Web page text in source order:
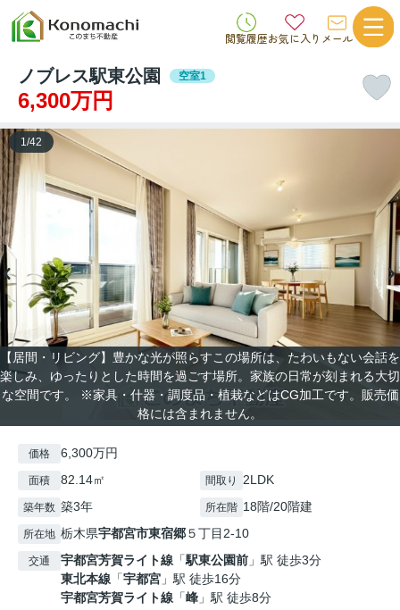
閲覧履歴お気に入り メール
ノブレス駅東公園 空室1
6,300万円
【居間・リビング】豊かな光が照らすこの場所は、たわいもない会話を
楽しみ、ゆったりとした時間を過ごす場所。家族の日常が刻まれる大切
な空間です。 ※家具・什器・調度品・植栽などはCG加工です。販売価
格には含まれません。
1 /42
価格 6,300万円
面積 82.14㎡ 間取り 2LDK
築年数 築3年 所在階 18階/20階建
所在地 栃木県宇都宮市東宿郷５丁目2-10
交通 宇都宮芳賀ライト線 「駅東公園前 」駅 徒歩3分
東北本線 「宇都宮 」駅 徒歩16分
宇都宮芳賀ライト線 「峰 」駅 徒歩8分